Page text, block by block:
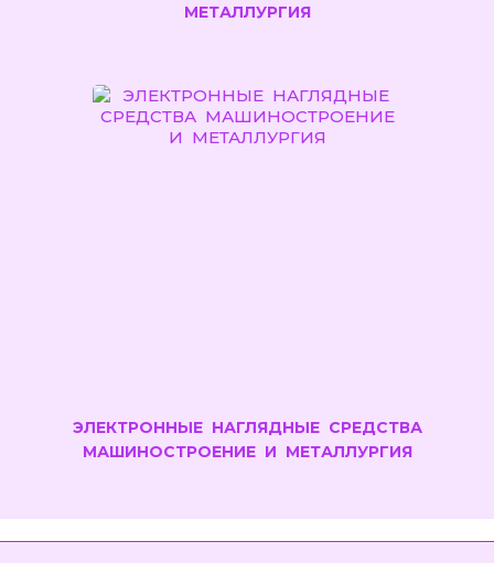
МЕТАЛЛУРГИЯ
ЭЛЕКТРОННЫЕ НАГЛЯДНЫЕ СРЕДСТВА
МАШИНОСТРОЕНИЕ И МЕТАЛЛУРГИЯ